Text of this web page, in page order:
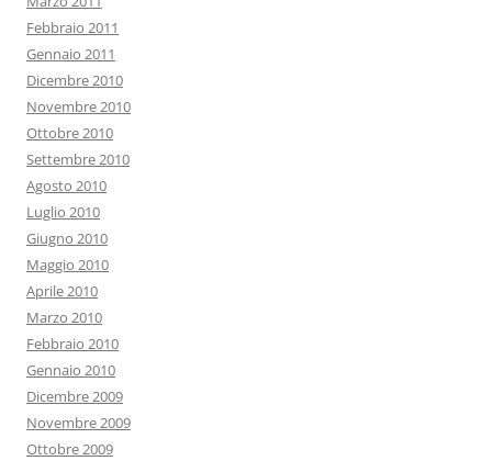
Febbraio 2011
Gennaio 2011
Dicembre 2010
Novembre 2010
Ottobre 2010
Settembre 2010
Agosto 2010
Luglio 2010
Giugno 2010
Maggio 2010
Aprile 2010
Marzo 2010
Febbraio 2010
Gennaio 2010
Dicembre 2009
Novembre 2009
Ottobre 2009